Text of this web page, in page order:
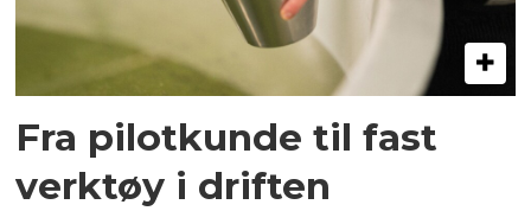
Fra pilotkunde til fast
verktøy i driften